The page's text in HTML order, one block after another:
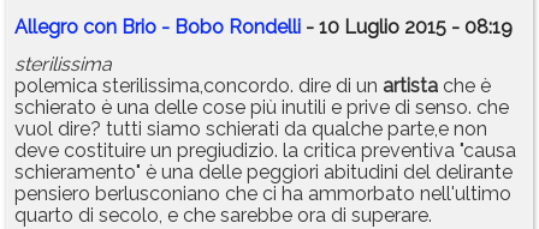
Allegro con Brio - Bobo Rondelli - 10 Luglio 2015 - 08:19
sterilissima
polemica sterilissima,concordo. dire di un artista che è
schierato è una delle cose più inutili e prive di senso. che
vuol dire? tutti siamo schierati da qualche parte,e non
deve costituire un pregiudizio. la critica preventiva "causa
schieramento" è una delle peggiori abitudini del delirante
pensiero berlusconiano che ci ha ammorbato nell'ultimo
quarto di secolo, e che sarebbe ora di superare.